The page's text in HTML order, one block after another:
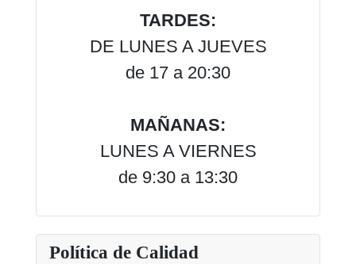
TARDES:
DE LUNES A JUEVES
de 17 a 20:30
MAÑANAS:
LUNES A VIERNES
de 9:30 a 13:30
Política de Calidad